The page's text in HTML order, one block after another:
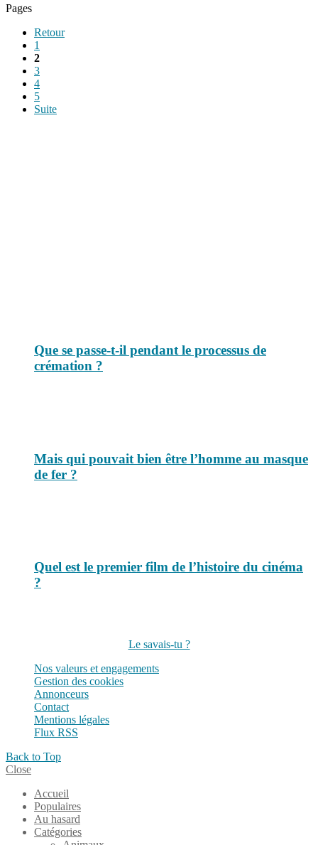
Pages
Retour
1
2
3
4
5
Suite
Que se passe-t-il pendant le processus de
crémation ?
Mais qui pouvait bien être l’homme au masque
de fer ?
Quel est le premier film de l’histoire du cinéma
?
Le savais-tu ?
Nos valeurs et engagements
Gestion des cookies
Annonceurs
Contact
Mentions légales
Flux RSS
Back to Top
Close
Accueil
Populaires
Au hasard
Catégories